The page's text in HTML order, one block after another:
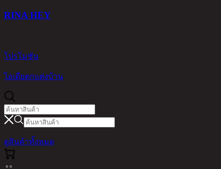
RINA HEY
โปรโมชัน
ไอเดียตกแต่งบ้าน
ดูสินค้าทั้งหมด